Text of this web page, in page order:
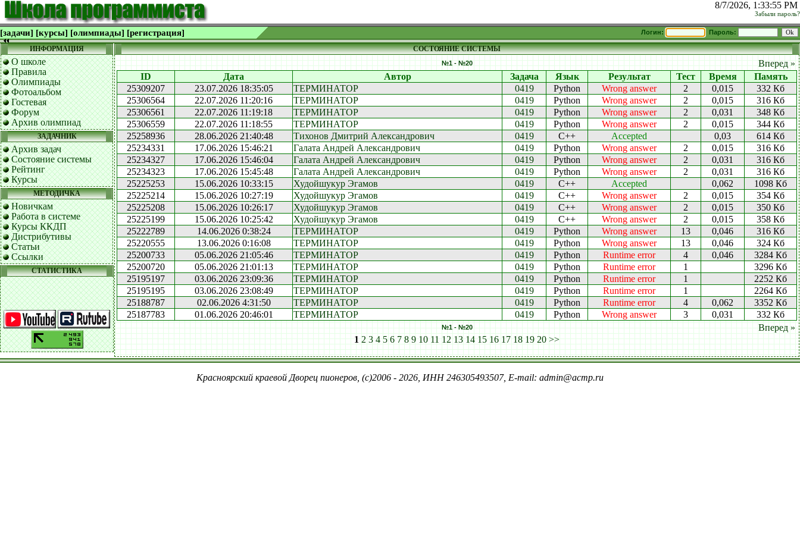
8/7/2026, 1:33:55 PM
Забыли пароль?
[задачи] [курсы] [олимпиады] [регистрация] Логин: Пароль:
ИНФОРМАЦИЯ
О школе
Правила
Олимпиады
Фотоальбом
Гостевая
Форум
Архив олимпиад
ЗАДАЧНИК
Архив задач
Состояние системы
Рейтинг
Курсы
МЕТОДИЧКА
Новичкам
Работа в системе
Курсы ККДП
Дистрибутивы
Статьи
Ссылки
СТАТИСТИКА
СОСТОЯНИЕ СИСТЕМЫ
№1 - №20
Вперед »
ID
Дата Автор Задача Язык Результат Тест Время
Память
25309207
23.07.2026 18:35:05 ТЕРМИНАТОР 0419 Python Wrong answer 2 0,015
332 Кб
25306564
22.07.2026 11:20:16 ТЕРМИНАТОР 0419 Python Wrong answer 2 0,015
316 Кб
25306561
22.07.2026 11:19:18 ТЕРМИНАТОР 0419 Python Wrong answer 2 0,031
348 Кб
25306559
22.07.2026 11:18:55 ТЕРМИНАТОР 0419 Python Wrong answer 2 0,015
344 Кб
25258936
28.06.2026 21:40:48 Тихонов Дмитрий Александрович 0419 C++ Accepted 0,03
614 Кб
25234331
17.06.2026 15:46:21 Галата Андрей Александрович 0419 Python Wrong answer 2 0,015
316 Кб
25234327
17.06.2026 15:46:04 Галата Андрей Александрович 0419 Python Wrong answer 2 0,031
316 Кб
25234323
17.06.2026 15:45:48 Галата Андрей Александрович 0419 Python Wrong answer 2 0,031
316 Кб
25225253
15.06.2026 10:33:15 Худойшукур Эгамов 0419 C++ Accepted 0,062
1098 Кб
25225214
15.06.2026 10:27:19 Худойшукур Эгамов 0419 C++ Wrong answer 2 0,015
354 Кб
25225208
15.06.2026 10:26:17 Худойшукур Эгамов 0419 C++ Wrong answer 2 0,015
350 Кб
25225199
15.06.2026 10:25:42 Худойшукур Эгамов 0419 C++ Wrong answer 2 0,015
358 Кб
25222789
14.06.2026 0:38:24 ТЕРМИНАТОР 0419 Python Wrong answer 13 0,046
316 Кб
25220555
13.06.2026 0:16:08 ТЕРМИНАТОР 0419 Python Wrong answer 13 0,046
324 Кб
25200733
05.06.2026 21:05:46 ТЕРМИНАТОР 0419 Python Runtime error 4 0,046
3284 Кб
25200720
05.06.2026 21:01:13 ТЕРМИНАТОР 0419 Python Runtime error 1
3296 Кб
25195197
03.06.2026 23:09:36 ТЕРМИНАТОР 0419 Python Runtime error 1
2252 Кб
25195195
03.06.2026 23:08:49 ТЕРМИНАТОР 0419 Python Runtime error 1
2264 Кб
25188787
02.06.2026 4:31:50 ТЕРМИНАТОР 0419 Python Runtime error 4 0,062
3352 Кб
25187783
01.06.2026 20:46:01 ТЕРМИНАТОР 0419 Python Wrong answer 3 0,031 332 Кб
№1 - №20
Вперед »
1 2 3 4 5 6 7 8 9 10 11 12 13 14 15 16 17 18 19 20 >>
Красноярский краевой Дворец пионеров, (c)2006 - 2026, ИНН 246305493507, E-mail: admin@acmp.ru